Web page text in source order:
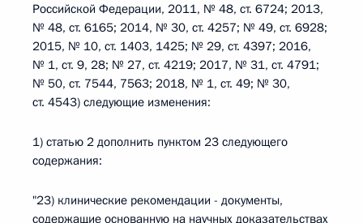
Российской Федерации, 2011, № 48, ст. 6724; 2013,
№ 48, ст. 6165; 2014, № 30, ст. 4257; № 49, ст. 6928;
2015, № 10, ст. 1403, 1425; № 29, ст. 4397; 2016,
№ 1, ст. 9, 28; № 27, ст. 4219; 2017, № 31, ст. 4791;
№ 50, ст. 7544, 7563; 2018, № 1, ст. 49; № 30,
ст. 4543) следующие изменения:
1) статью 2 дополнить пунктом 23 следующего
содержания:
"23) клинические рекомендации - документы,
содержащие основанную на научных доказательствах